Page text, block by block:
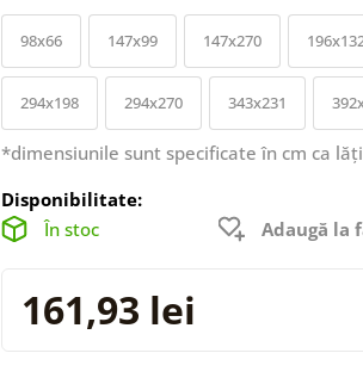
98x66 147x99 147x270
294x198 294x270 343x231
*dimensiunile sunt specificate în cm ca
Disponibilitate:
În stoc
Adaugă la
161,93 lei